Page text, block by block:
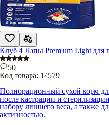
Клуб 4 Лапы Premium Light для
50
Код товара: 14579
Полнорационный сухой корм
после кастрации и
набору лишнего веса, а также
активностью.